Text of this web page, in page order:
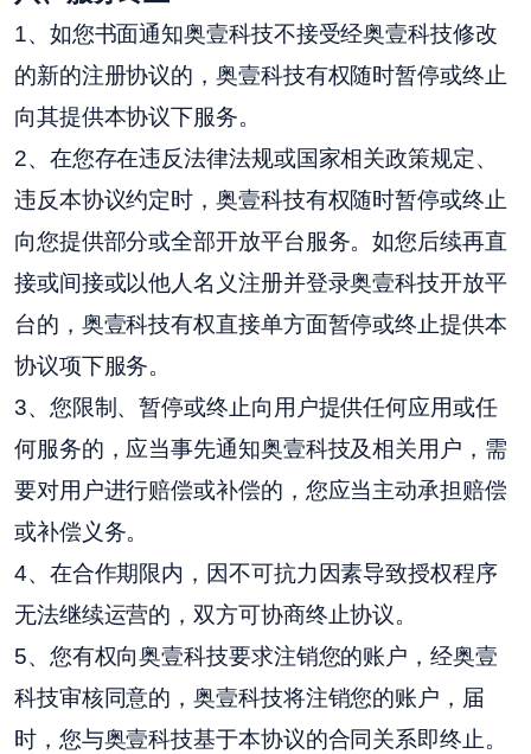
1、如您书面通知奥壹科技不接受经奥壹科技修改
的新的注册协议的，奥壹科技有权随时暂停或终止
向其提供本协议下服务。
2、在您存在违反法律法规或国家相关政策规定、
违反本协议约定时，奥壹科技有权随时暂停或终止
向您提供部分或全部开放平台服务。如您后续再直
接或间接或以他人名义注册并登录奥壹科技开放平
台的，奥壹科技有权直接单方面暂停或终止提供本
协议项下服务。
3、您限制、暂停或终止向用户提供任何应用或任
何服务的，应当事先通知奥壹科技及相关用户，需
要对用户进行赔偿或补偿的，您应当主动承担赔偿
或补偿义务。
4、在合作期限内，因不可抗力因素导致授权程序
无法继续运营的，双方可协商终止协议。
5、您有权向奥壹科技要求注销您的账户，经奥壹
科技审核同意的，奥壹科技将注销您的账户，届
时，您与奥壹科技基于本协议的合同关系即终止。